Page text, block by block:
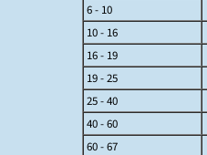
6 - 10
10 - 16
16 - 19
19 - 25
25 - 40
40 - 60
60 - 67